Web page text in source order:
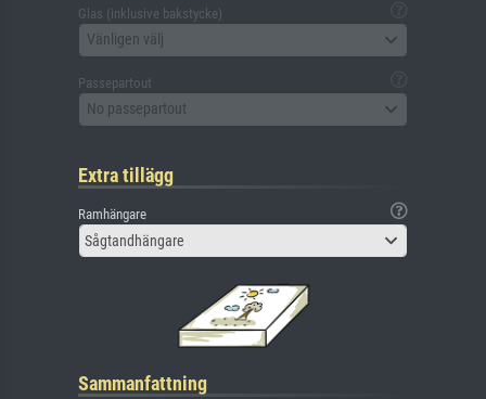
Glas (inklusive bakstycke)
Vänligen välj
Passepartout
No passepartout
Extra tillägg
Ramhängare
Sågtandhängare
Sammanfattning